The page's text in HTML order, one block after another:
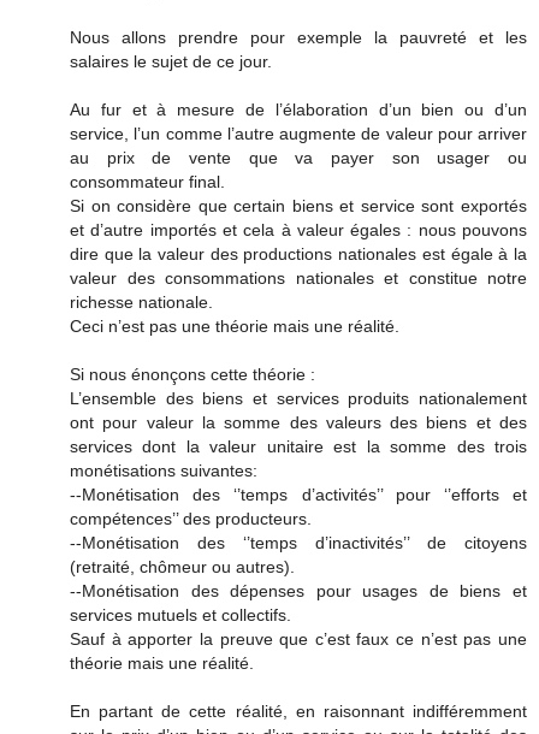
Nous allons prendre pour exemple la pauvreté et les
salaires le sujet de ce jour.
Au fur et à mesure de l’élaboration d’un bien ou d’un
service, l’un comme l’autre augmente de valeur pour arriver
au prix de vente que va payer son usager ou
consommateur final.
Si on considère que certain biens et service sont exportés
et d’autre importés et cela à valeur égales : nous pouvons
dire que la valeur des productions nationales est égale à la
valeur des consommations nationales et constitue notre
richesse nationale.
Ceci n’est pas une théorie mais une réalité.
Si nous énonçons cette théorie :
L’ensemble des biens et services produits nationalement
ont pour valeur la somme des valeurs des biens et des
services dont la valeur unitaire est la somme des trois
monétisations suivantes:
--Monétisation des ‘’temps d’activités’’ pour ‘’efforts et
compétences’’ des producteurs.
--Monétisation des ‘’temps d’inactivités’’ de citoyens
(retraité, chômeur ou autres).
--Monétisation des dépenses pour usages de biens et
services mutuels et collectifs.
Sauf à apporter la preuve que c’est faux ce n’est pas une
théorie mais une réalité.
En partant de cette réalité, en raisonnant indifféremment